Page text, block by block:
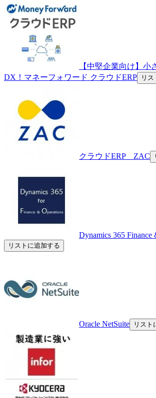
【中堅企業向け】小
DX！マネーフォワード クラウドERP
リ
クラウドERP ZAC
Dynamics 365 Finance
リストに追加する
Oracle NetSuite リスト